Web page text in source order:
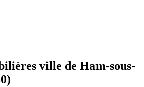
ville de Ham-sous-